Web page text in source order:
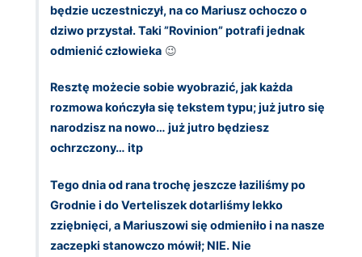
będzie uczestniczył, na co Mariusz ochoczo o
dziwo przystał. Taki ”Rovinion” potrafi jednak
odmienić człowieka 😉
Resztę możecie sobie wyobrazić, jak każda
rozmowa kończyła się tekstem typu; już jutro się
narodzisz na nowo… już jutro będziesz
ochrzczony… itp
Tego dnia od rana trochę jeszcze łaziliśmy po
Grodnie i do Verteliszek dotarliśmy lekko
zziębnięci, a Mariuszowi się odmieniło i na nasze
zaczepki stanowczo mówił; NIE. Nie